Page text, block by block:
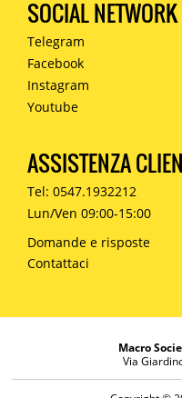
SOCIAL NETWORK
Telegram
Facebook
Instagram
Youtube
ASSISTENZA
Tel: 0547.1932212
Lun/Ven 09:00-15:00
Domande e risposte
Contattaci
Macro
Via